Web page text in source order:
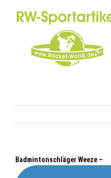
Badmintonschläger Weeze –